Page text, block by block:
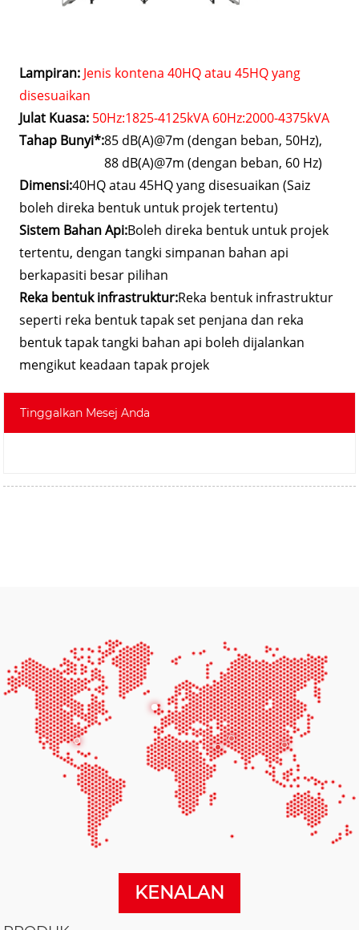
Lampiran: Jenis kontena 40HQ atau 45HQ yang
disesuaikan
Julat Kuasa: 50Hz:1825-4125kVA 60Hz:2000-4375kVA
Tahap Bunyi*:85 dB(A)@7m (dengan beban, 50Hz),
88 dB(A)@7m (dengan beban, 60 Hz)
Dimensi:40HQ atau 45HQ yang disesuaikan (Saiz
boleh direka bentuk untuk projek tertentu)
Sistem Bahan Api:Boleh direka bentuk untuk projek
tertentu, dengan tangki simpanan bahan api
berkapasiti besar pilihan
Reka bentuk infrastruktur:Reka bentuk infrastruktur
seperti reka bentuk tapak set penjana dan reka
bentuk tapak tangki bahan api boleh dijalankan
mengikut keadaan tapak projek
Tinggalkan Mesej Anda
KENALAN